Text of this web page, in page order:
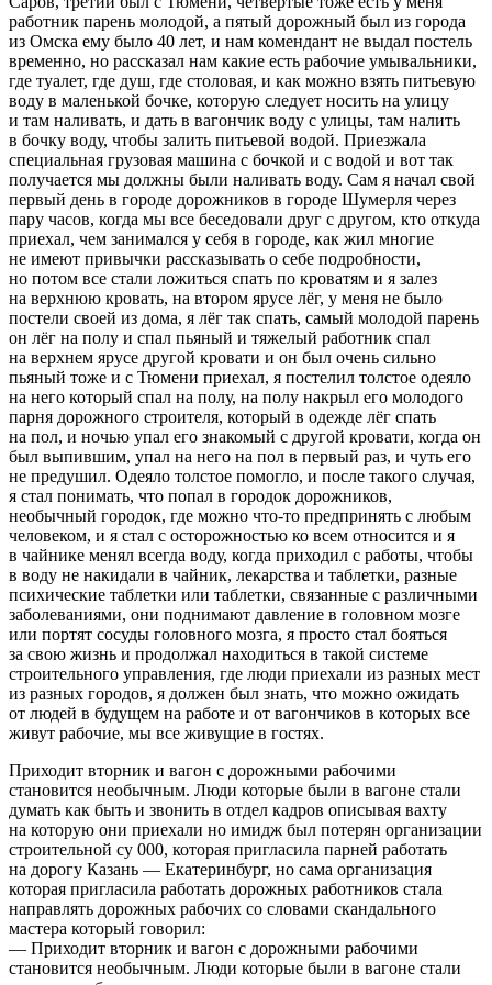
Приходит вторник и вагон с дорожными рабочими
становится необычным. Люди которые были в вагоне стали
думать как быть и звонить в отдел кадров описывая вахту
на которую они приехали но имидж был потерян организации
строительной су 000, которая пригласила парней работать
на дорогу Казань — Екатеринбург, но сама организация
которая пригласила работать дорожных работников стала
направлять дорожных рабочих со словами скандального
мастера который говорил:
— Приходит вторник и вагон с дорожными рабочими
становится необычным. Люди которые были в вагоне стали